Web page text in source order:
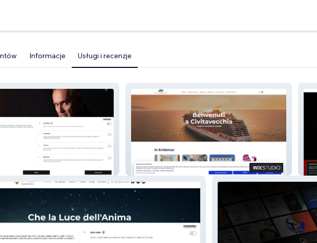
Informacje Usługi i recenzje
Cruise Ship Italy